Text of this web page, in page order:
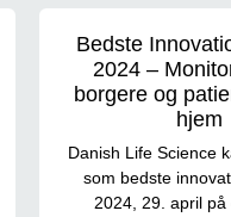
Bedste
2024 –
borgere og
hjem
Danish Life Science
som bedste
2024, 29. april på